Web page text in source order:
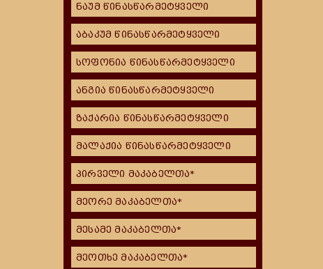
ნაუმ წინასწარმეტყველი
აბაკუმ წინასწარმეტყველი
სოფონია წინასწარმეტყველი
ანგია წინასწარმეტყველი
ზაქარია წინასწარმეტყველი
მალაქია წინასწარმეტყველი
პირველი მაკაბელთა*
მეორე მაკაბელთა*
მესამე მაკაბელთა*
მეოთხე მაკაბელთა*